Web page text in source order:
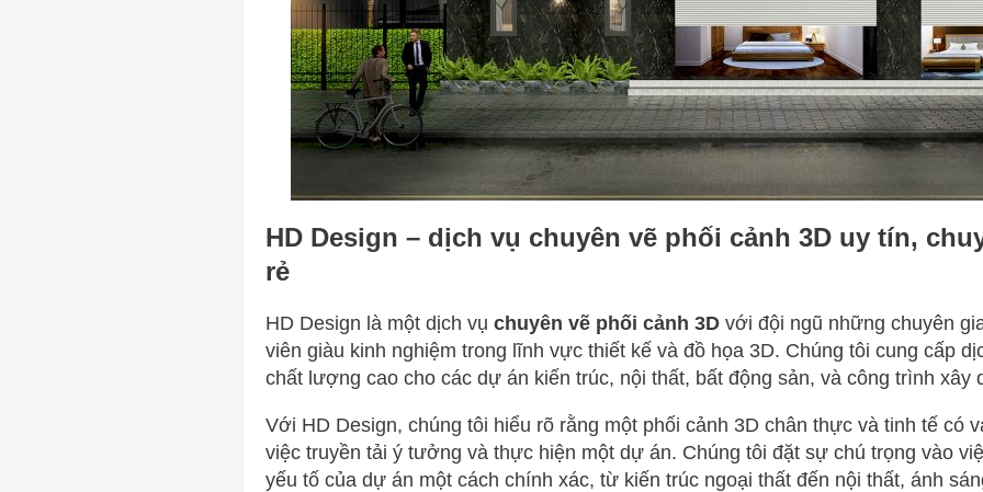
HD Design – dịch vụ chuyên vẽ phối cảnh 3D uy tín,
rẻ
HD Design là một dịch vụ chuyên vẽ phối cảnh 3D với đội ngũ những chuyên
viên giàu kinh nghiệm trong lĩnh vực thiết kế và đồ họa 3D. Chúng tôi cung cấp
chất lượng cao cho các dự án kiến trúc, nội thất, bất động sản, và công trình xây
Với HD Design, chúng tôi hiểu rõ rằng một phối cảnh 3D chân thực và tinh tế có
việc truyền tải ý tưởng và thực hiện một dự án. Chúng tôi đặt sự chú trọng vào
yếu tố của dự án một cách chính xác, từ kiến trúc ngoại thất đến nội thất, ánh